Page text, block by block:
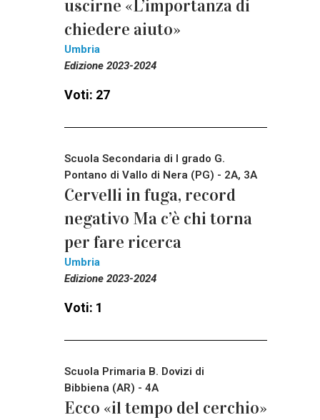
uscirne «L’importanza di
chiedere aiuto»
Umbria
Edizione 2023-2024
Voti: 27
Scuola Secondaria di I grado G.
Pontano di Vallo di Nera (PG) - 2A, 3A
Cervelli in fuga, record
negativo Ma c’è chi torna
per fare ricerca
Umbria
Edizione 2023-2024
Voti: 1
Scuola Primaria B. Dovizi di
Bibbiena (AR) - 4A
Ecco «il tempo del cerchio»